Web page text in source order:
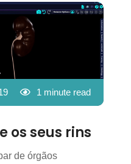
1 minute read
os seus rins
de órgãos